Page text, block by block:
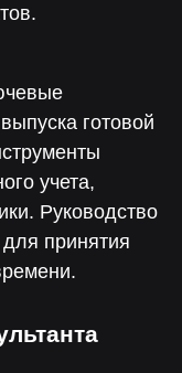
готовой
учета,
Руководство
принятия